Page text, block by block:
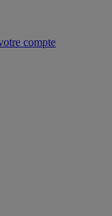
compte